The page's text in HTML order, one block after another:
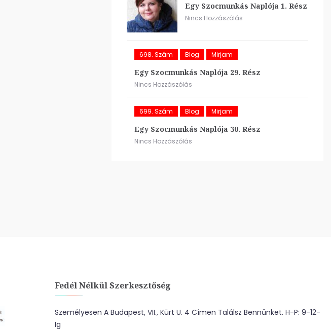
Egy Szocmunkás Naplója 1. Rész
Nincs Hozzászólás
698. Szám Blog Mirjam
Egy Szocmunkás Naplója 29. Rész
Nincs Hozzászólás
699. Szám Blog Mirjam
Egy Szocmunkás Naplója 30. Rész
Nincs Hozzászólás
Fedél Nélkül Szerkesztőség
Személyesen A Budapest, VII., Kürt U. 4 Címen Találsz Bennünket. H-P: 9-12-
Ig